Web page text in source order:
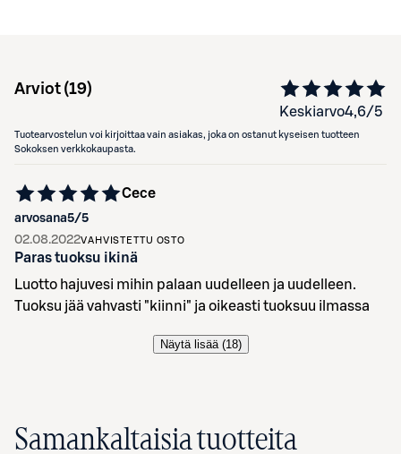
Arviot (19)
Keskiarvo4,6/5
Tuotearvostelun voi kirjoittaa vain asiakas, joka on ostanut kyseisen tuotteen
Sokoksen verkkokaupasta.
arvosana5/5
Cece
02.08.2022VAHVISTETTU OSTO
Paras tuoksu ikinä
Luotto hajuvesi mihin palaan uudelleen ja uudelleen.
Tuoksu jää vahvasti "kiinni" ja oikeasti tuoksuu ilmassa
Näytä lisää (18)
Samankaltaisia tuotteita